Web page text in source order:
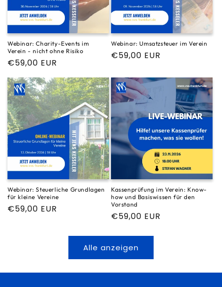
Webinar: Charity-Events im
Verein - nicht ohne Risiko
Normaler
Preis
€59,00 EUR
Webinar: Umsatzsteuer im Verein
Normaler
€59,00 EUR
Webinar: Steuerliche Grundlagen
für kleine Vereine
Normaler
€59,00 EUR
Kassenprüfung im Verein: Know-
how und Basiswissen für den
Vorstand
Normaler
€59,00 EUR
Alle anzeigen